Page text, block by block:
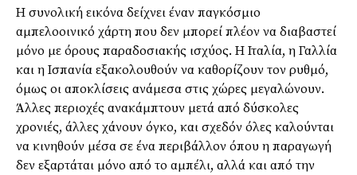
Η συνολική εικόνα δείχνει έναν παγκόσμιο
αμπελοοινικό χάρτη που δεν μπορεί πλέον να διαβαστεί
μόνο με όρους παραδοσιακής ισχύος. Η Ιταλία, η Γαλλία
και η Ισπανία εξακολουθούν να καθορίζουν τον ρυθμό,
όμως οι αποκλίσεις ανάμεσα στις χώρες μεγαλώνουν.
Άλλες περιοχές ανακάμπτουν μετά από δύσκολες
χρονιές, άλλες χάνουν όγκο, και σχεδόν όλες καλούνται
να κινηθούν μέσα σε ένα περιβάλλον όπου η παραγωγή
δεν εξαρτάται μόνο από το αμπέλι, αλλά και από την